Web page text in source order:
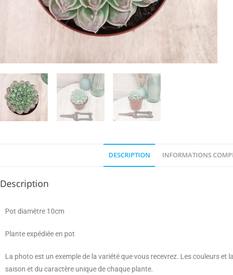
DESCRIPTION INFORMATIONS
Description
Pot diamètre 10cm
Plante expédiée en pot
La photo est un exemple de la variété que vous recevrez. Les couleurs
saison et du caractère unique de chaque plante.